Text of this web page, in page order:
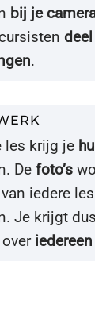
bij je
deel
.
les krijg je
De foto’s
iedere les
Je krijgt dus
iedereen